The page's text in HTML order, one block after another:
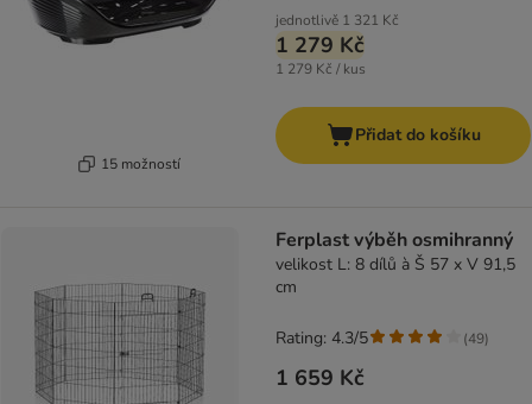
15 možností
jednotlivě 1 321 Kč
1 279 Kč
1 279 Kč / kus
Přidat do košíku
Ferplast výběh osmihranný
velikost L: 8 dílů à Š 57 x V 91,5
cm
1 659 Kč
Rating: 4.3/5 (49)